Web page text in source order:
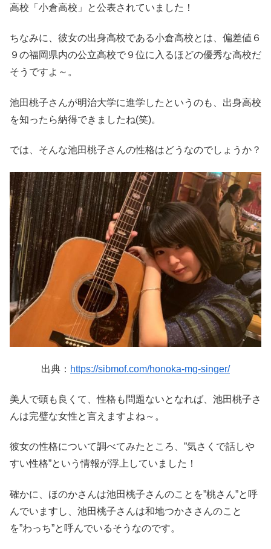
高校「小倉高校」と公表されていました！
ちなみに、彼女の出身高校である小倉高校とは、偏差値６
９の福岡県内の公立高校で９位に入るほどの優秀な高校だ
そうですよ～。
池田桃子さんが明治大学に進学したというのも、出身高校
を知ったら納得できましたね(笑)。
では、そんな池田桃子さんの性格はどうなのでしょうか？
出典： https://sibmof.com/honoka-mg-singer/
美人で頭も良くて、性格も問題ないとなれば、池田桃子さ
んは完璧な女性と言えますよね～。
彼女の性格について調べてみたところ、”気さくで話しや
すい性格”という情報が浮上していました！
確かに、ほのかさんは池田桃子さんのことを”桃さん”と呼
んでいますし、池田桃子さんは和地つかささんのこと
を”わっち”と呼んでいるそうなのです。